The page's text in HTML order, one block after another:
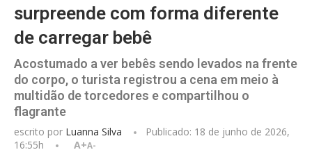
surpreende com forma diferente
de carregar bebê
Acostumado a ver bebês sendo levados na frente
do corpo, o turista registrou a cena em meio à
multidão de torcedores e compartilhou o
flagrante
escrito por Luanna Silva Publicado: 18 de junho de 2026,
16:55h
A+A-